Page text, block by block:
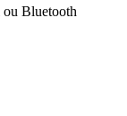
Bluetooth